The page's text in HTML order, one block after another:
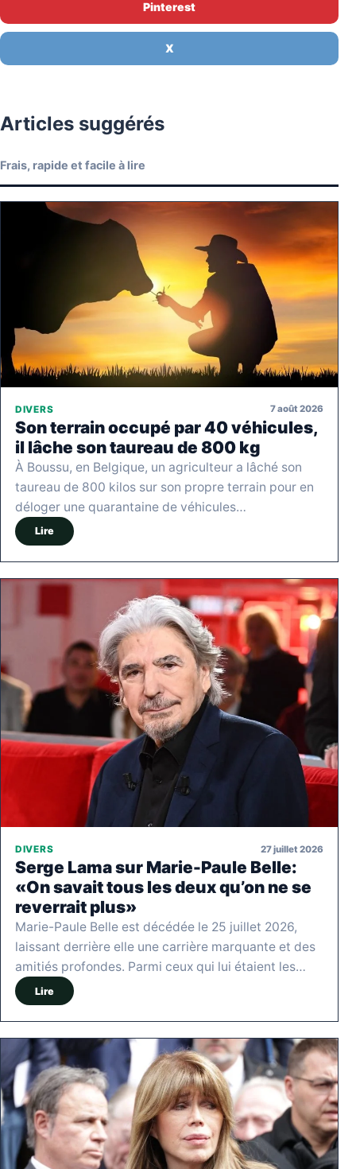
Pinterest
X
Articles suggérés
Frais, rapide et facile à lire
DIVERS 7 août 2026
Son terrain occupé par 40 véhicules,
il lâche son taureau de 800 kg
À Boussu, en Belgique, un agriculteur a lâché son
taureau de 800 kilos sur son propre terrain pour en
déloger une quarantaine de véhicules…
Lire
DIVERS 27 juillet 2026
Serge Lama sur Marie-Paule Belle:
«On savait tous les deux qu’on ne se
reverrait plus»
Marie-Paule Belle est décédée le 25 juillet 2026,
laissant derrière elle une carrière marquante et des
amitiés profondes. Parmi ceux qui lui étaient les…
Lire